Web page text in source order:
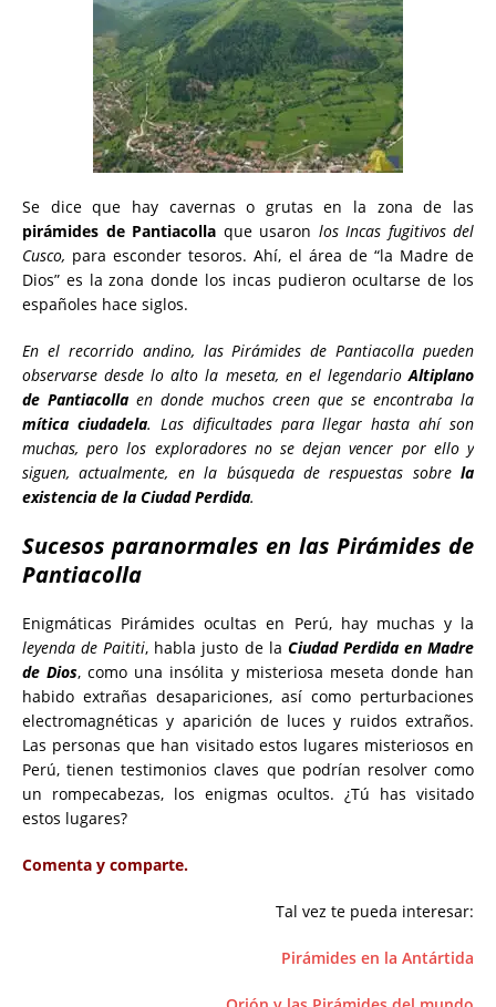
Se dice que hay cavernas o grutas en la zona de las
pirámides de Pantiacolla que usaron los Incas fugitivos del
Cusco, para esconder tesoros. Ahí, el área de “la Madre de
Dios” es la zona donde los incas pudieron ocultarse de los
españoles hace siglos.
En el recorrido andino, las Pirámides de Pantiacolla pueden
observarse desde lo alto la meseta, en el legendarioAltiplano
de Pantiacolla en donde muchos creen que se encontraba la
mítica ciudadela. Las dificultades para llegar hasta ahí son
muchas, pero los exploradores no se dejan vencer por ello y
siguen, actualmente, en la búsqueda de respuestas sobre la
existencia de la Ciudad Perdida.
Sucesos paranormales en las Pirámides de
Pantiacolla
Enigmáticas Pirámides ocultas en Perú, hay muchas y la
leyenda de Paititi, habla justo de la Ciudad Perdida en Madre
de Dios, como una insólita y misteriosa meseta donde han
habido extrañas desapariciones, así como perturbaciones
electromagnéticas y aparición de luces y ruidos extraños.
Las personas que han visitado estos lugares misteriosos en
Perú, tienen testimonios claves que podrían resolver como
un rompecabezas, los enigmas ocultos. ¿Tú has visitado
estos lugares?
Comenta y comparte.
Tal vez te pueda interesar:
Pirámides en la Antártida